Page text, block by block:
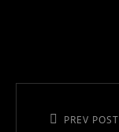
Previous
PREV POST